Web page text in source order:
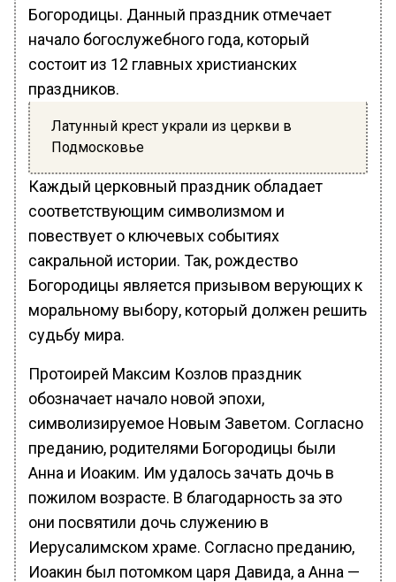
Богородицы. Данный праздник отмечает
начало богослужебного года, который
состоит из 12 главных христианских
праздников.
Латунный крест украли из церкви в
Подмосковье
Каждый церковный праздник обладает
соответствующим символизмом и
повествует о ключевых событиях
сакральной истории. Так, рождество
Богородицы является призывом верующих к
моральному выбору, который должен решить
судьбу мира.
Протоирей Максим Козлов праздник
обозначает начало новой эпохи,
символизируемое Новым Заветом. Согласно
преданию, родителями Богородицы были
Анна и Иоаким. Им удалось зачать дочь в
пожилом возрасте. В благодарность за это
они посвятили дочь служению в
Иерусалимском храме. Согласно преданию,
Иоакин был потомком царя Давида, а Анна —